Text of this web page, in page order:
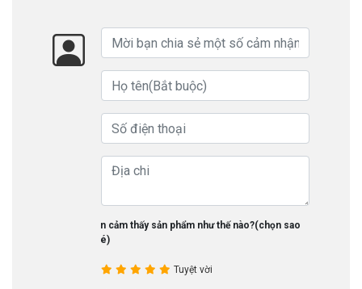
Bạn cảm thấy sản phẩm như thế nào?(chọn sao
nhé)
Tuyệt vời